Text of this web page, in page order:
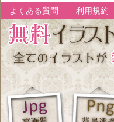
よくある質問 利用規約